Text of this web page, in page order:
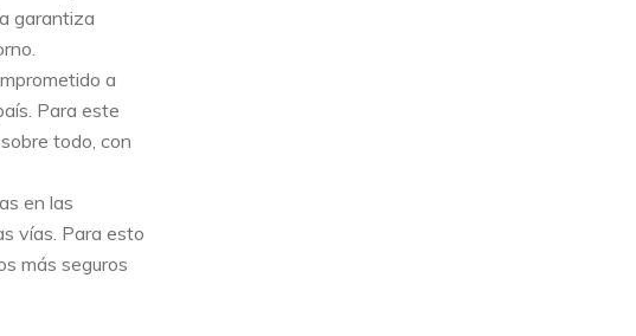
garantiza
a
Para este
todo, con
en las
vías. Para esto
más seguros